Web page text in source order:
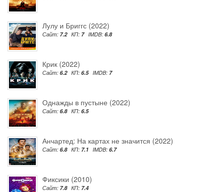
Лулу и Бриггс (2022)
Сайт: 7.2 КП: 7 IMDB: 6.8
Крик (2022)
Сайт: 6.2 КП: 6.5 IMDB: 7
Однажды в пустыне (2022)
Сайт: 6.8 КП: 6.5
Анчартед: На картах не значится (2022)
Сайт: 6.8 КП: 7.1 IMDB: 6.7
Фиксики (2010)
Сайт: 7.8 КП: 7.4